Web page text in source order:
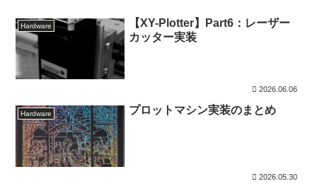
Hardware
【XY-Plotter】Part6：レーザー
カッター実装
2026.06.06
Hardware プロットマシン実装のまとめ
2026.05.30